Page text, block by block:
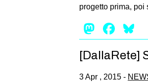
progetto prima,
[DallaRete]
3 Apr , 2015 -